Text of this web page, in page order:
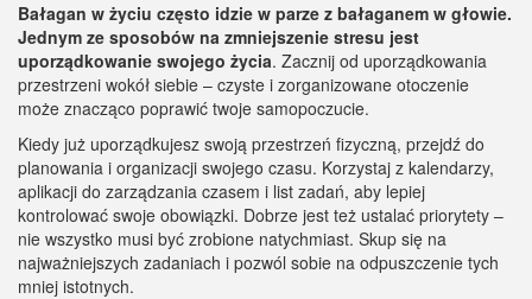
Bałagan w życiu często idzie w parze z bałaganem w głowie.
Jednym ze sposobów na zmniejszenie stresu jest
uporządkowanie swojego życia. Zacznij od uporządkowania
przestrzeni wokół siebie – czyste i zorganizowane otoczenie
może znacząco poprawić twoje samopoczucie.
Kiedy już uporządkujesz swoją przestrzeń fizyczną, przejdź do
planowania i organizacji swojego czasu. Korzystaj z kalendarzy,
aplikacji do zarządzania czasem i list zadań, aby lepiej
kontrolować swoje obowiązki. Dobrze jest też ustalać priorytety –
nie wszystko musi być zrobione natychmiast. Skup się na
najważniejszych zadaniach i pozwól sobie na odpuszczenie tych
mniej istotnych.